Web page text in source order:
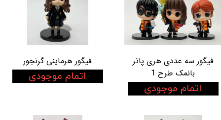
فیگور سه عددی هری پاتر
بانمک طرح 1
اتمام موجودی
فیگور هرماینی گرنجور
اتمام موجودی